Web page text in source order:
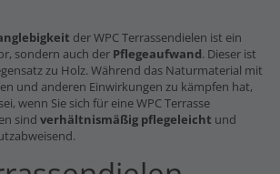
der WPC Terrassendielen ist ein
sondern auch der Pflegeaufwand. Dieser ist
zu Holz. Während das Naturmaterial mit
und anderen Einwirkungen zu kämpfen hat,
wenn Sie sich für eine WPC Terrasse
sind verhältnismäßig pflegeleicht und